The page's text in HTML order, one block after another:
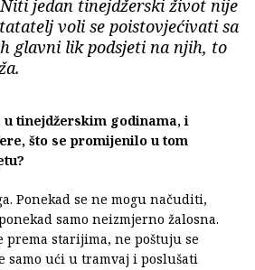
jedan tinejdžerski život nije
voli se poistovjećivati sa
glavni lik podsjeti na njih, to
u tinejdžerskim godinama, i
što se promijenilo u tom
Ponekad se ne mogu načuditi,
samo neizmjerno žalosna.
prema starijima, ne poštuju se
samo ući u tramvaj i poslušati